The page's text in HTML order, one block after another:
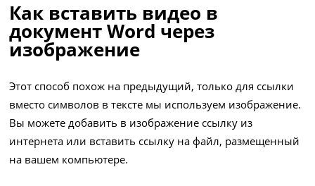
Как вставить видео в
документ Word через
изображение
Этот способ похож на предыдущий, только для ссылки
вместо символов в тексте мы используем изображение.
Вы можете добавить в изображение ссылку из
интернета или вставить ссылку на файл, размещенный
на вашем компьютере.